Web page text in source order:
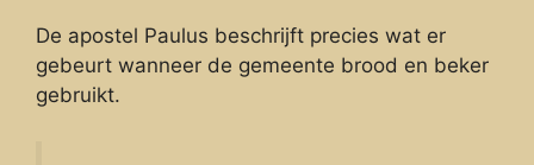
De apostel Paulus beschrijft precies wat er
gebeurt wanneer de gemeente brood en beker
gebruikt.